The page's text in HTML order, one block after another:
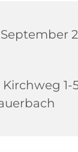
1-